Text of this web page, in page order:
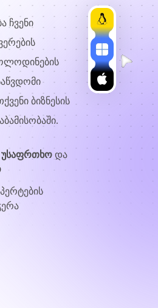
ჩვენი
ბიზნესის
უსაფრთხოდა